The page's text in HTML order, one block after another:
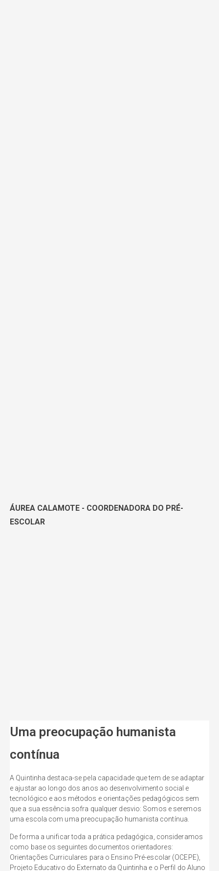
ÁUREA CALAMOTE - COORDENADORA DO PRÉ-
ESCOLAR
Uma preocupação humanista
contínua
A Quintinha destaca-se pela capacidade que tem de se adaptar
e ajustar ao longo dos anos ao desenvolvimento social e
tecnológico e aos métodos e orientações pedagógicos sem
que a sua essência sofra qualquer desvio: Somos e seremos
uma escola com uma preocupação humanista contínua.
De forma a unificar toda a prática pedagógica, consideramos
como base os seguintes documentos orientadores:
Orientações Curriculares para o Ensino Pré-escolar (OCEPE),
Projeto Educativo do Externato da Quintinha e o Perfil do Aluno